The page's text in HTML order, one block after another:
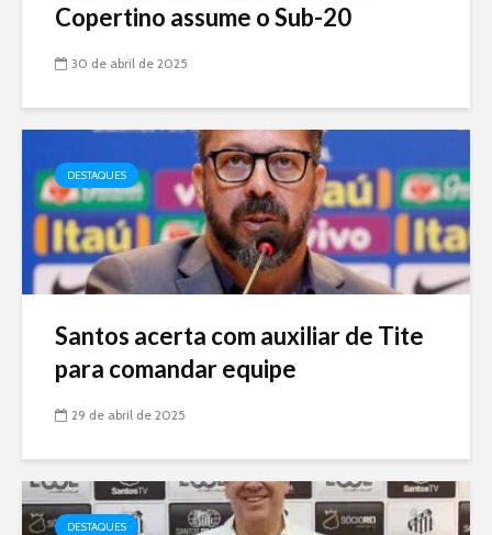
Copertino assume o Sub-20
30 de abril de 2025
DESTAQUES
Santos acerta com auxiliar de Tite
para comandar equipe
29 de abril de 2025
DESTAQUES